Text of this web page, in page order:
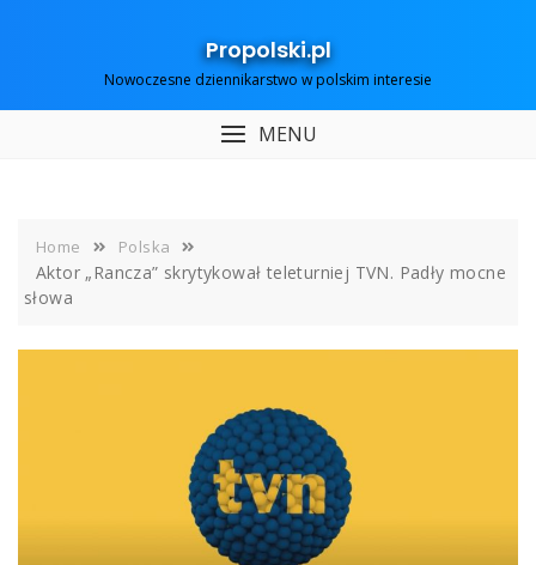
Propolski.pl
Nowoczesne dziennikarstwo w polskim interesie
MENU
Home Polska
Aktor „Rancza” skrytykował teleturniej TVN. Padły mocne
słowa